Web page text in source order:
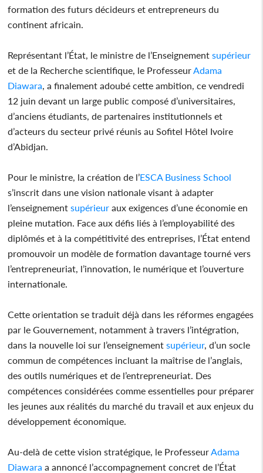
formation des futurs décideurs et entrepreneurs du
continent africain.
Représentant l’État, le ministre de l’Enseignement supérieur
et de la Recherche scientifique, le ProfesseurAdama
Diawara, a finalement adoubé cette ambition, ce vendredi
12 juin devant un large public composé d’universitaires,
d’anciens étudiants, de partenaires institutionnels et
d’acteurs du secteur privé réunis au Sofitel Hôtel Ivoire
d’Abidjan.
Pour le ministre, la création de l’ESCABusiness School
s’inscrit dans une vision nationale visant à adapter
l’enseignement supérieur aux exigences d’une économie en
pleine mutation. Face aux défis liés à l’employabilité des
diplômés et à la compétitivité des entreprises, l’État entend
promouvoir un modèle de formation davantage tourné vers
l’entrepreneuriat, l’innovation, le numérique et l’ouverture
internationale.
Cette orientation se traduit déjà dans les réformes engagées
par le Gouvernement, notamment à travers l’intégration,
dans la nouvelle loi sur l’enseignement supérieur, d’un socle
commun de compétences incluant la maîtrise de l’anglais,
des outils numériques et de l’entrepreneuriat. Des
compétences considérées comme essentielles pour préparer
les jeunes aux réalités du marché du travail et aux enjeux du
développement économique.
Au-delà de cette vision stratégique, le ProfesseurAdama
Diawara a annoncé l’accompagnement concret de l’État